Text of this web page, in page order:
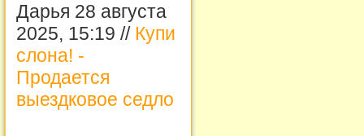
Дарья 28 августа
2025, 15:19 // Купи
слона! -
Продается
выездковое седло